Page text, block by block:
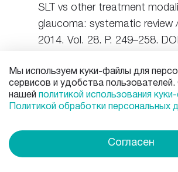
SLT vs other treatment
glaucoma: systematic review
2014. Vol. 28. P. 249–258.
Melamed S., Ben Simon G.J.,
Verbin H. Selective laser
as primary treatment for
study // Arch. Ophthalmol.
957–960. DOI:
Мы используем куки-файлы для
сервисов и удобства
нашей политикой использования
Политикой обработки персональных
Согласен